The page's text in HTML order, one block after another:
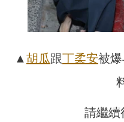
▲ 胡瓜跟丁柔安被
請繼